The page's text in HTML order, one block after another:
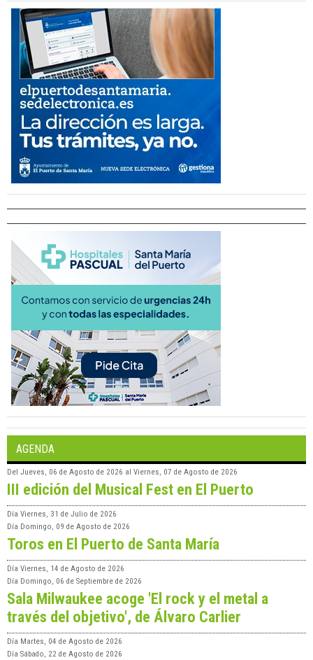
AGENDA
Del Jueves, 06 de Agosto de 2026 al Viernes, 07 de Agosto de 2026
III edición del Musical Fest en El Puerto
Día Viernes, 31 de Julio de 2026
Día Domingo, 09 de Agosto de 2026
Toros en El Puerto de Santa María
Día Viernes, 14 de Agosto de 2026
Día Domingo, 06 de Septiembre de 2026
Sala Milwaukee acoge 'El rock y el metal a
través del objetivo', de Álvaro Carlier
Día Martes, 04 de Agosto de 2026
Día Sábado, 22 de Agosto de 2026